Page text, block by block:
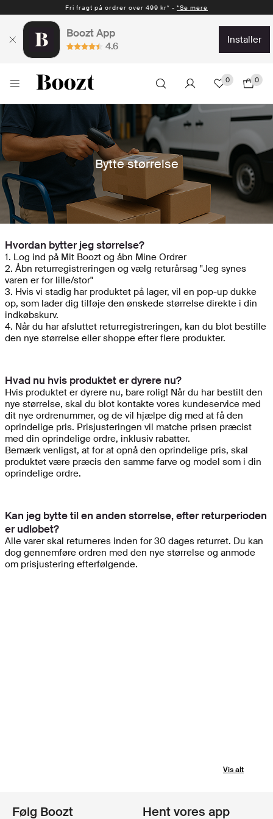
Fri fragt på ordrer over 499 kr* - *Se mere
Boozt App
4.6
installer
0 0
Bytte størrelse
Hvordan bytter jeg størrelse?
1. Log ind på Mit Boozt og åbn Mine Ordrer
2. Åbn returregistreringen og vælg returårsag "Jeg synes
varen er for lille/stor"
3. Hvis vi stadig har produktet på lager, vil en pop-up dukke
op, som lader dig tilføje den ønskede størrelse direkte i din
indkøbskurv.
4. Når du har afsluttet returregistreringen, kan du blot bestille
den nye størrelse eller shoppe efter flere produkter.
Hvad nu hvis produktet er dyrere nu?
Hvis produktet er dyrere nu, bare rolig! Når du har bestilt den
nye størrelse, skal du blot kontakte vores kundeservice med
dit nye ordrenummer, og de vil hjælpe dig med at få den
oprindelige pris. Prisjusteringen vil matche prisen præcist
med din oprindelige ordre, inklusiv rabatter.
Bemærk venligst, at for at opnå den oprindelige pris, skal
produktet være præcis den samme farve og model som i din
oprindelige ordre.
Kan jeg bytte til en anden størrelse, efter returperioden
er udløbet?
Alle varer skal returneres inden for 30 dages returret. Du kan
dog gennemføre ordren med den nye størrelse og anmode
om prisjustering efterfølgende.
Vis alt
Følg Boozt Hent vores app